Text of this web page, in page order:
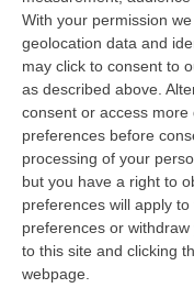
With your permission
geolocation data and
may click to consent to
as described above.
consent or access
preferences before
processing of your
but you have a right to
preferences will apply
preferences or
to this site and clicking
webpage.
Messina, I “No Ponte”
“MESSINA “Chiediamo
liquidazione era stata già
08 Agosto, 21:20
Vinitaly And The City A
Del Territorio, Storia E
“REGGIO CALABRIA
successo dell’edizione di
08 Agosto, 20:47